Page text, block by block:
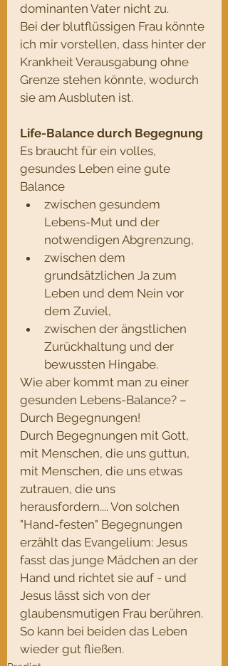
dominanten Vater nicht zu.
Bei der blutflüssigen Frau könnte
ich mir vorstellen, dass hinter der
Krankheit Verausgabung ohne
Grenze stehen könnte, wodurch
sie am Ausbluten ist.
Life-Balance durch Begegnung
Es braucht für ein volles,
gesundes Leben eine gute
Balance
zwischen gesundem
Lebens-Mut und der
notwendigen Abgrenzung,
zwischen dem
grundsätzlichen Ja zum
Leben und dem Nein vor
dem Zuviel,
zwischen der ängstlichen
Zurückhaltung und der
bewussten Hingabe.
Wie aber kommt man zu einer
gesunden Lebens-Balance? –
Durch Begegnungen!
Durch Begegnungen mit Gott,
mit Menschen, die uns guttun,
mit Menschen, die uns etwas
zutrauen, die uns
herausfordern.... Von solchen
"Hand-festen" Begegnungen
erzählt das Evangelium: Jesus
fasst das junge Mädchen an der
Hand und richtet sie auf - und
Jesus lässt sich von der
glaubensmutigen Frau berühren.
So kann bei beiden das Leben
wieder gut fließen.